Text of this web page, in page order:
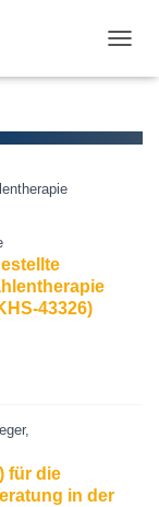
O
43326)
für die
in der